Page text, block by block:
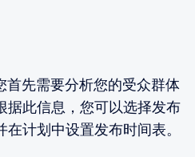
先需要分析您的受众群体
据此信息，您可以选择发布
计划中设置发布时间表。